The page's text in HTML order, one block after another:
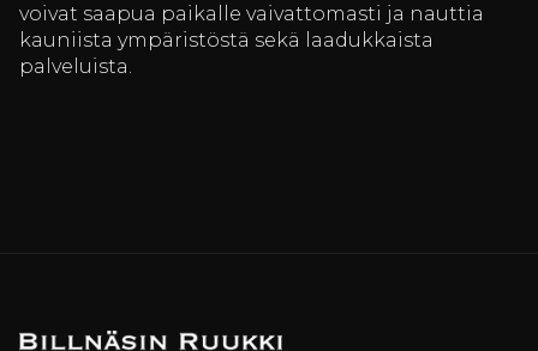
voivat saapua paikalle vaivattomasti ja nauttia
kauniista ympäristöstä sekä laadukkaista
palveluista.